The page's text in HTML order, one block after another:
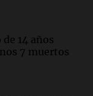
14 años
7 muertos